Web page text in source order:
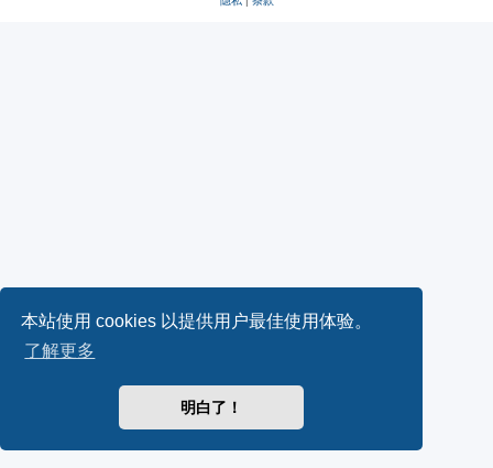
本站使用 cookies 以提供用户最佳使用体验。
了解更多
明白了！